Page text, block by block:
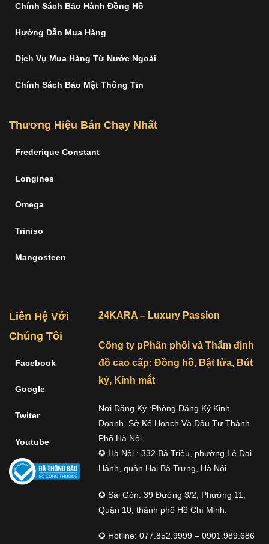
Chính Sách Bảo Hành Đồng Hồ
Hướng Dẫn Mua Hàng
Dịch Vụ Mua Hàng Từ Nước Ngoài
Chính Sách Bảo Mật Thông Tin
Thương Hiệu Bán Chạy Nhất
Frederique Constant
Longines
Omega
Triniso
Mangosteen
Liên Hệ Với
Chúng Tôi
Facebook
Google
Twiter
Youtube
24KARA – Luxury Passion
Công ty pPhân phối và Thẩm định
đồ cao cấp: Đồng hồ, Bật lửa, Bút
ký, Kính mắt
Nơi Đăng Ký :Phòng Đăng Ký Kinh
Doanh, Sở Kế Hoạch Và Đầu Tư Thành
Phố Hà Nội
✪ Hà Nội : 332 Bà Triệu, phường Lê Đại
Hành, quận Hai Bà Trưng, Hà Nội
✪ Sài Gòn: 39 Đường 3/2, Phường 11,
Quận 10, thành phố Hồ Chí Minh.
✪ Hotline: 077.852.9999 – 0901.989.686